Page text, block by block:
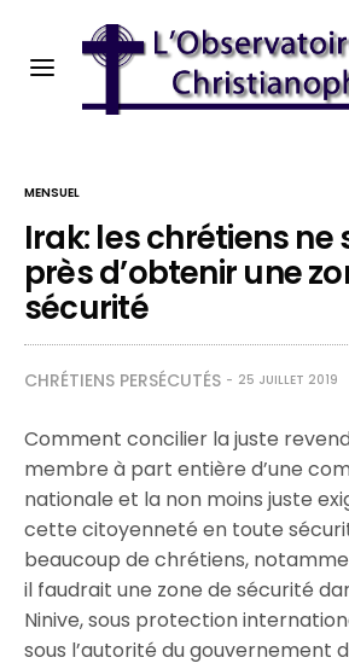
MENSUEL
Irak: les chrétiens ne
près d’obtenir une
sécurité
CHRÉTIENS PERSÉCUTÉS 25 JUILLET 2019
Comment concilier la juste
membre à part entière d’une
nationale et la non moins juste
cette citoyenneté en toute
beaucoup de chrétiens,
il faudrait une zone de sécurité
Ninive, sous protection
sous l’autorité du gouvernement